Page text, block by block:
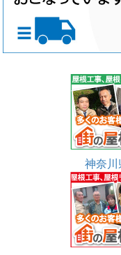
神奈川